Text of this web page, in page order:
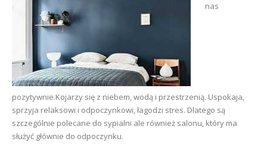
nas
pozytywnie.Kojarzy się z niebem, wodą i przestrzenią. Uspokaja,
sprzyja relaksowi i odpoczynkowi, łagodzi stres. Dlatego są
szczególnie polecane do sypialni ale również salonu, który ma
służyć głównie do odpoczynku.